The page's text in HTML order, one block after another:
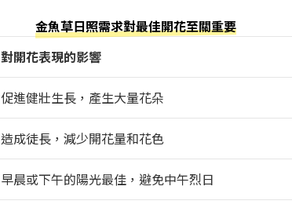
金魚草日照需求對最佳開花至關重要
對開花表現的影響
促進健壯生長，產生大量花朵
造成徒長，減少開花量和花色
早晨或下午的陽光最佳，避免中午烈日